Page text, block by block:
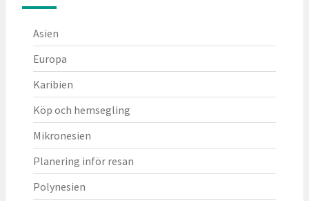
Asien
Europa
Karibien
Köp och hemsegling
Mikronesien
Planering inför resan
Polynesien